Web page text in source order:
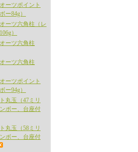
ーツポイント
ー84g）
ーツ六角柱（レ
）
ーツ六角柱
ーツ六角柱
ーツポイント
ー94g）
丸玉（47ミリ
ボー、台座付
丸玉（58ミリ
ボー、台座付